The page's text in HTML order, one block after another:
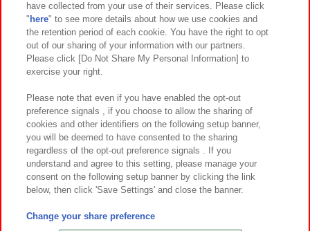
関連会社 サステナビリティ サイトポリシー
プライバシーポリシー ウェブアクセシビリティ方針と検証結果
お取引先さまとともに
カスタマーハラスメント対応方針 よくあるご質問・お問い合わせ
©Bandai Namco Amusement Inc.
©Bandai Namco Amusement Lab Inc.
have collected from your use of their services. Please click
" here" to see more details about how we use cookies and
the retention period of each cookie. You have the right to opt
out of our sharing of your information with our partners.
Please click [Do Not Share My Personal Information] to
exercise your right.
Please note that even if you have enabled the opt-out
preference signals , if you choose to allow the sharing of
cookies and other identifiers on the following setup banner,
you will be deemed to have consented to the sharing
regardless of the opt-out preference signals . If you
understand and agree to this setting, please manage your
consent on the following setup banner by clicking the link
below, then click 'Save Settings' and close the banner.
Change your share preference